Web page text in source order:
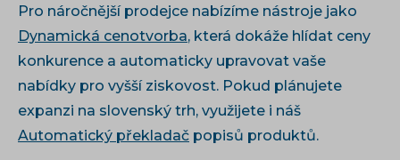
Pro náročnější prodejce nabízíme nástroje jako
Dynamická cenotvorba, která dokáže hlídat ceny
konkurence a automaticky upravovat vaše
nabídky pro vyšší ziskovost. Pokud plánujete
expanzi na slovenský trh, využijete i náš
Automatický překladač popisů produktů.